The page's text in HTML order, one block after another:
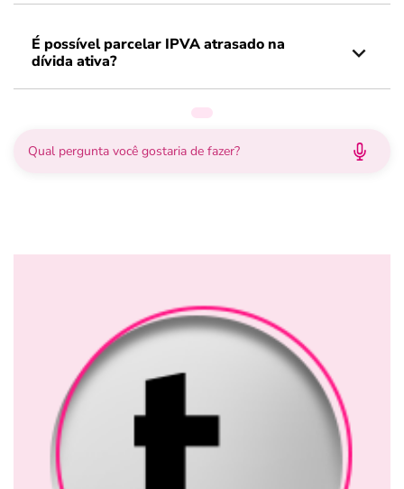
É possível parcelar IPVA atrasado na
dívida ativa?